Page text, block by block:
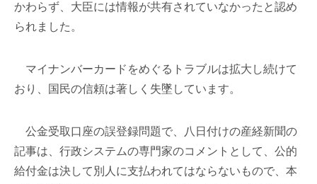
かわらず、大臣には情報が共有されていなかったと認め
られました。
マイナンバーカードをめぐるトラブルは拡大し続けて
おり、国民の信頼は著しく失墜しています。
公金受取口座の誤登録問題で、八日付けの産経新聞の
記事は、行政システムの専門家のコメントとして、公的
給付金は決して別人に支払われてはならないもので、本